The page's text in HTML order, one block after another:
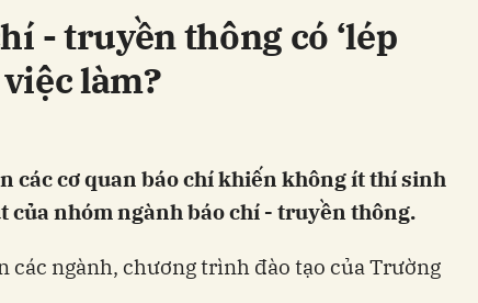
- truyền thông có ‘lép
việc làm?
các cơ quan báo chí khiến không ít thí sinh
của nhóm ngành báo chí - truyền thông.